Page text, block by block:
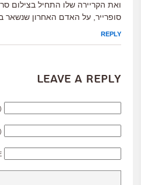
ואת הקריירה שלו התחיל בצילום
סופרייר, על האדם האחרון שנשאר
REPLY
Leave a Reply